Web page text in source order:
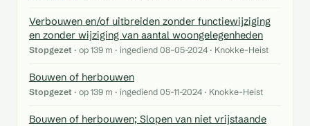
Verbouwen en/of uitbreiden zonder functiewijziging
en zonder wijziging van aantal woongelegenheden
Stopgezet · op 139 m · ingediend 08-05-2024 · Knokke-Heist
Bouwen of herbouwen
Stopgezet · op 139 m · ingediend 05-11-2024 · Knokke-Heist
Bouwen of herbouwen; Slopen van niet vrijstaande